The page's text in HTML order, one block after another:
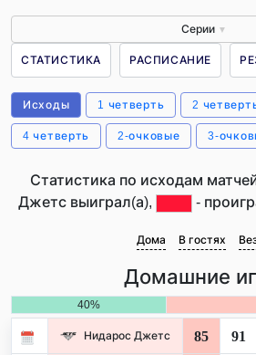
Серии ▼
СТАТИСТИКА РАСПИСАНИЕ
Исходы 1 четверть 2
4 четверть 2-очковые 3-
Статистика по исходам
Джетс выиграл(а),
-
Дома В гостях
Домашние
40%
Нидарос Джетс 85 91